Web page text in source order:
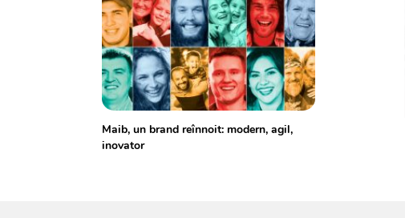
Maib, un brand reînnoit: modern, agil,
inovator